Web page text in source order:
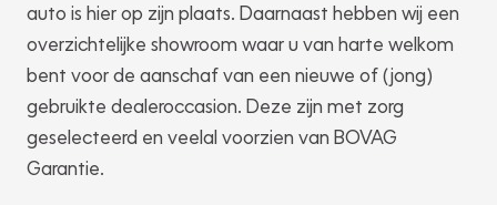
auto is hier op zijn plaats. Daarnaast hebben wij een
overzichtelijke showroom waar u van harte welkom
bent voor de aanschaf van een nieuwe of (jong)
gebruikte dealeroccasion. Deze zijn met zorg
geselecteerd en veelal voorzien van BOVAG
Garantie.